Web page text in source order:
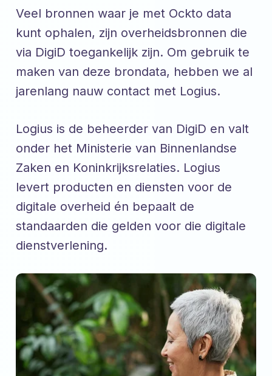
Veel bronnen waar je met Ockto data
kunt ophalen, zijn overheidsbronnen die
via DigiD toegankelijk zijn. Om gebruik te
maken van deze brondata, hebben we al
jarenlang nauw contact met Logius.
Logius is de beheerder van DigiD en valt
onder het Ministerie van Binnenlandse
Zaken en Koninkrijksrelaties. Logius
levert producten en diensten voor de
digitale overheid én bepaalt de
standaarden die gelden voor die digitale
dienstverlening.